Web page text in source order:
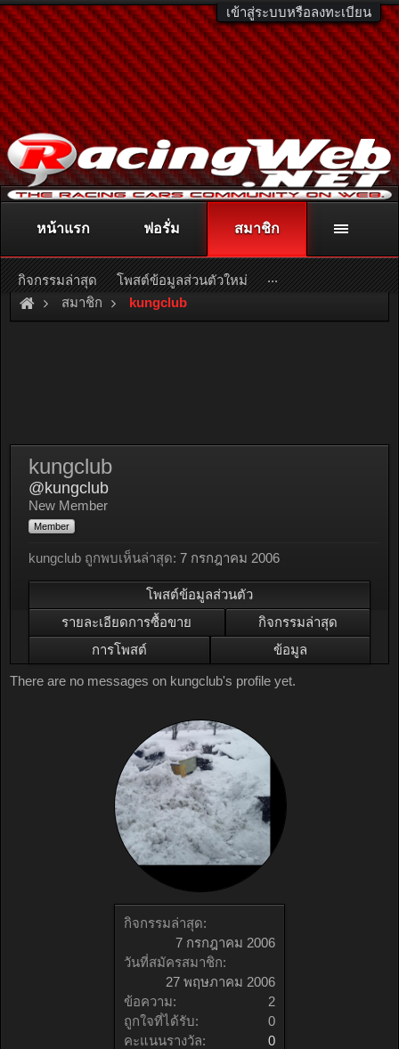
เข้าสู่ระบบหรือลงทะเบียน
ติดต่อลงโฆษณา racingweb@gmail.comหรือโทร. 081-811-1138
หรืออ่านรายละเอียดเพิ่มเติม คลิกที่นี่
สมาชิก kungclub
กิจกรรมล่าสุด:
7 กรกฎาคม 2006
วันที่สมัครสมาชิก:
27 พฤษภาคม 2006
ข้อความ:
2
ถูกใจที่ได้รับ:
0
คะแนนรางวัล:
0
kungclub
@kungclub
New Member
Member
kungclub ถูกพบเห็นล่าสุด: 7 กรกฎาคม 2006
โพสต์ข้อมูลส่วนตัว
รายละเอียดการซื้อขาย
กิจกรรมล่าสุด
การโพสต์
ข้อมูล
There are no messages on kungclub's profile yet.
หน้าแรก ฟอรั่ม สมาชิก
กิจกรรมล่าสุด โพสต์ข้อมูลส่วนตัวใหม่ ...